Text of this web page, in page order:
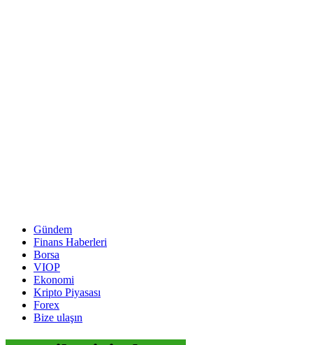
Gündem
Finans Haberleri
Borsa
VIOP
Ekonomi
Kripto Piyasası
Forex
Bize ulaşın